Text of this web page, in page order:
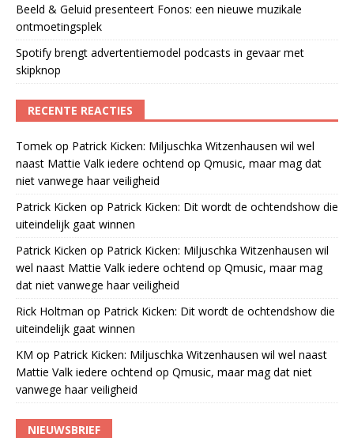
Beeld & Geluid presenteert Fonos: een nieuwe muzikale
ontmoetingsplek
Spotify brengt advertentiemodel podcasts in gevaar met
skipknop
RECENTE REACTIES
Tomek op Patrick Kicken: Miljuschka Witzenhausen wil wel
naast Mattie Valk iedere ochtend op Qmusic, maar mag dat
niet vanwege haar veiligheid
Patrick Kicken op Patrick Kicken: Dit wordt de ochtendshow die
uiteindelijk gaat winnen
Patrick Kicken op Patrick Kicken: Miljuschka Witzenhausen wil
wel naast Mattie Valk iedere ochtend op Qmusic, maar mag
dat niet vanwege haar veiligheid
Rick Holtman op Patrick Kicken: Dit wordt de ochtendshow die
uiteindelijk gaat winnen
KM op Patrick Kicken: Miljuschka Witzenhausen wil wel naast
Mattie Valk iedere ochtend op Qmusic, maar mag dat niet
vanwege haar veiligheid
NIEUWSBRIEF